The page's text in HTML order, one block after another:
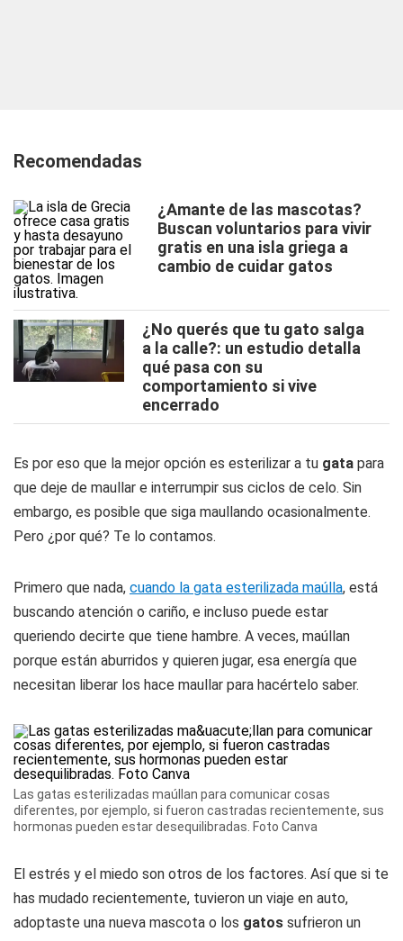
Recomendadas
¿Amante de las mascotas?
Buscan voluntarios para vivir
gratis en una isla griega a
cambio de cuidar gatos
¿No querés que tu gato salga
a la calle?: un estudio detalla
qué pasa con su
comportamiento si vive
encerrado
Es por eso que la mejor opción es esterilizar a tu gata para
que deje de maullar e interrumpir sus ciclos de celo. Sin
embargo, es posible que siga maullando ocasionalmente.
Pero ¿por qué? Te lo contamos.
Primero que nada, cuando la gata esterilizada maúlla, está
buscando atención o cariño, e incluso puede estar
queriendo decirte que tiene hambre. A veces, maúllan
porque están aburridos y quieren jugar, esa energía que
necesitan liberar los hace maullar para hacértelo saber.
Las gatas esterilizadas maúllan para comunicar cosas
diferentes, por ejemplo, si fueron castradas recientemente, sus
hormonas pueden estar desequilibradas. Foto Canva
El estrés y el miedo son otros de los factores. Así que si te
has mudado recientemente, tuvieron un viaje en auto,
adoptaste una nueva mascota o los gatos sufrieron un